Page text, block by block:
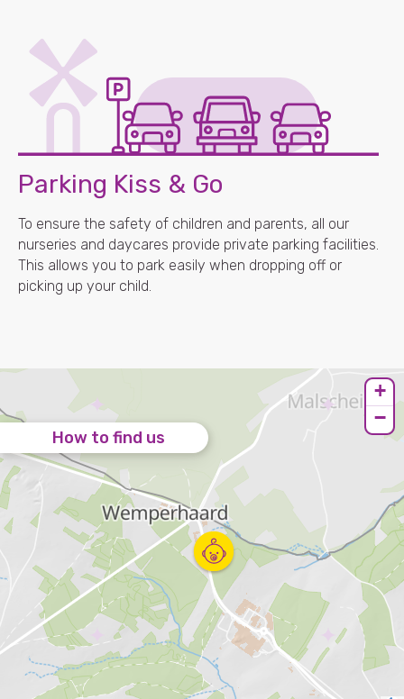
Parking Kiss & Go
To ensure the safety of children and parents, all our
nurseries and daycares provide private parking facilities.
This allows you to park easily when dropping off or
picking up your child.
How to find us
+
−